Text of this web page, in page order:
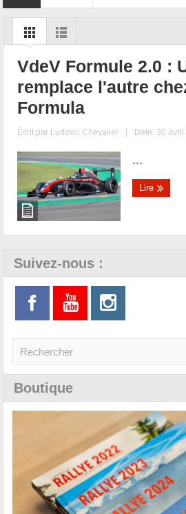
VdeV Formule 2.0 :
remplace l'autre
Formula
Écrit par Ludovic Chevalier | Date: 30 avril
...
Lire
Suivez-nous :
Boutique